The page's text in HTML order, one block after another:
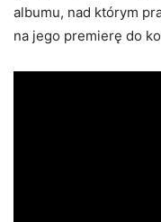
albumu, nad którym
na jego premierę do